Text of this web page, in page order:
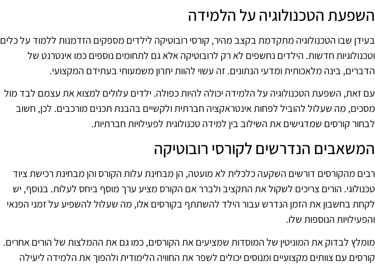
השפעת הטכנולוגיה על הלמידה
בעידן שבו הטכנולוגיה מתקדמת בקצב מהיר, קורסי רובוטיקה לילדים מספקים הזדמנות ללמוד על כלים
וטכנולוגיות חדשות. הילדים נחשפים לא רק לרובוטיקה אלא גם לתחומים נוספים כמו אינטרנט של
הדברים, בינה מלאכותית ומדעי הנתונים. זה עשוי להוות יתרון משמעותי בעתידם המקצועי.
עם זאת, השפעת הטכנולוגיה על הלמידה יכולה להיות כפולה. ילדים עלולים למצוא את עצמם לבד מול
מסכים, מה שעלול להוביל לפחות אינטראקציה חברתית ולקשיים בהבנת תכנים מורכבים. לכן, חשוב
לבחור קורסים שמדגישים את השילוב בין למידה טכנולוגית לפעילויות חברתיות.
המשאבים הנדרשים לקורסי רובוטיקה
רבים מהקורסים דורשים השקעה כלכלית לא מועטה, הן מבחינת עלות הקורס והן מבחינת רכישת ציוד
טכנולוגי. הורים צריכים לשקול את התקציב ולברר אם הקורס מציע ערך מוסף ביחס לעלות. בנוסף, יש
לקחת בחשבון את הזמן הנדרש עבור הילד להשתתף בקורסים אלו, מה שעלול להשפיע על זמני הפנאי
והפעילויות הנוספות שלו.
מומלץ לבדוק את המוניטין של המוסדות שמציעים את הקורסים, כמו גם את ההמלצות של הורים אחרים.
קורסים עם צוותים מקצועיים ומנוסים יכולים לשפר את החוויה הלימודית ולהפוך את הלמידה ליעילה